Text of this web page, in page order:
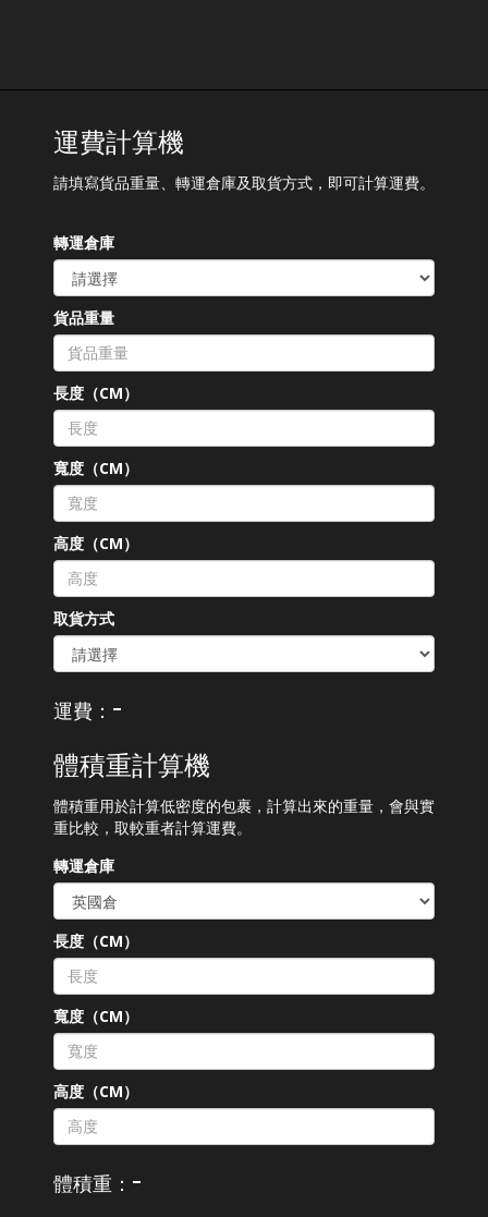
運費計算機
請填寫貨品重量、轉運倉庫及取貨方式，即可計算運費。
轉運倉庫
貨品重量
長度（CM）
寬度（CM）
高度（CM）
取貨方式
運費： -
體積重計算機
體積重用於計算低密度的包裹，計算出來的重量，會與實
重比較，取較重者計算運費。
轉運倉庫
長度（CM）
寬度（CM）
高度（CM）
體積重： -